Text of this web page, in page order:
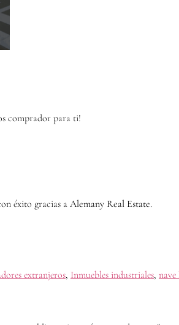
comprador para ti!
éxito gracias aAlemany Real Estate.
extranjeros, Inmuebles industriales,